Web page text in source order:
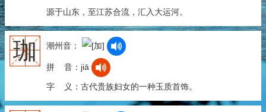
源于山东，至江苏合流，汇入大运河。
珈 潮州音：
拼 音：jiā
字 义：古代贵族妇女的一种玉质首饰。